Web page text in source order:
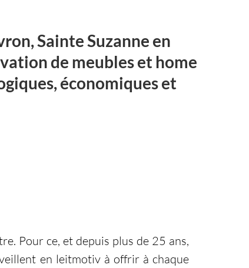
Sainte Suzanne en
de meubles et home
économiques et
Pour ce, et depuis plus de 25 ans,
en leitmotiv à offrir à chaque